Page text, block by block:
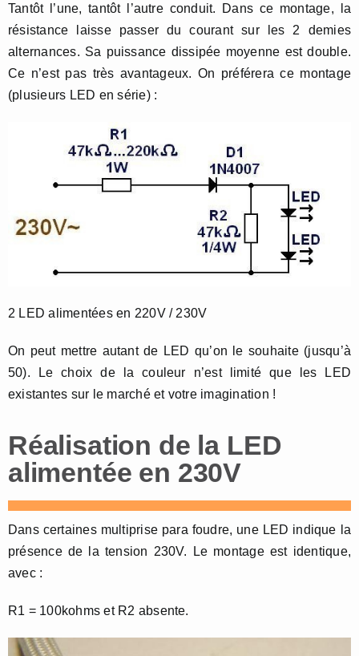
Tantôt l’une, tantôt l’autre conduit. Dans ce montage, la
résistance laisse passer du courant sur les 2 demies
alternances. Sa puissance dissipée moyenne est double.
Ce n’est pas très avantageux. On préférera ce montage
(plusieurs LED en série) :
2 LED alimentées en 220V / 230V
On peut mettre autant de LED qu’on le souhaite (jusqu’à
50). Le choix de la couleur n’est limité que les LED
existantes sur le marché et votre imagination !
Réalisation de la LED
alimentée en 230V
Dans certaines multiprise para foudre, une LED indique la
présence de la tension 230V. Le montage est identique,
avec :
R1 = 100kohms et R2 absente.